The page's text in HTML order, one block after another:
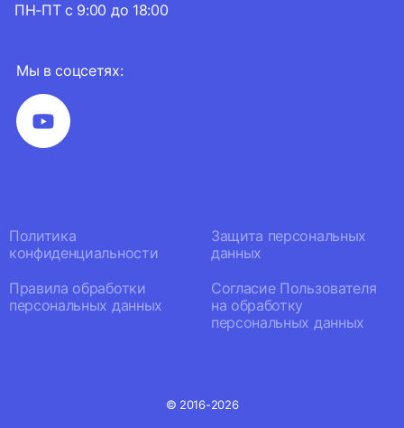
Мы в соцсетях:
ПН-ПТ с 9:00 до 18:00
Политика
конфиденциальности
Защита персональных
данных
Правила обработки
персональных данных
Согласие Пользователя
на обработку
персональных данных
© 2016-2026